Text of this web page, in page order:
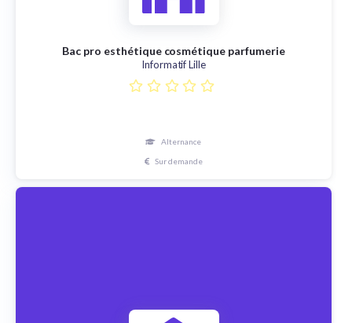
Bac pro esthétique cosmétique parfumerie
Informatif Lille
Alternance
Sur demande